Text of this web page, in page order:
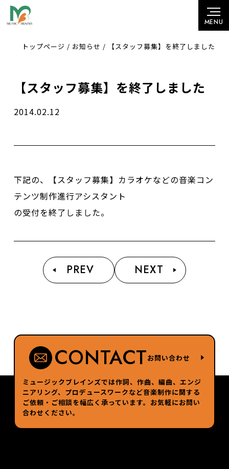
トップページ / お知らせ / 【スタッフ募集】を終了しました
【スタッフ募集】を終了しました
2014.02.12
下記の、【スタッフ募集】カラオケなどの音楽コン
テンツ制作進行アシスタント
の受付を終了しました。
PREV NEXT
CONTACTお問い合わせ
ミュージックブレインズでは作詞、作曲、編曲、エンジ
ニアリング、プロデュースワークなど音楽制作に関する
ご依頼・ご相談を幅広く承っています。お気軽にお問い
合わせください。